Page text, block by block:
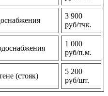
3 900
руб/тчк.
1 000
руб/п.м.
(стояк)
5 200
руб/шт.